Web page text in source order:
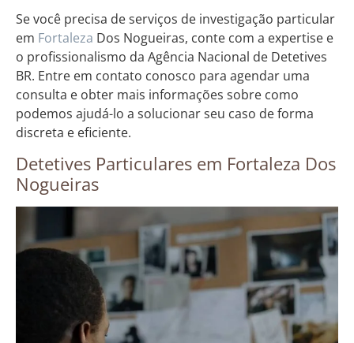
Se você precisa de serviços de investigação particular
em Fortaleza Dos Nogueiras, conte com a expertise e
o profissionalismo da Agência Nacional de Detetives
BR. Entre em contato conosco para agendar uma
consulta e obter mais informações sobre como
podemos ajudá-lo a solucionar seu caso de forma
discreta e eficiente.
Detetives Particulares em Fortaleza Dos
Nogueiras